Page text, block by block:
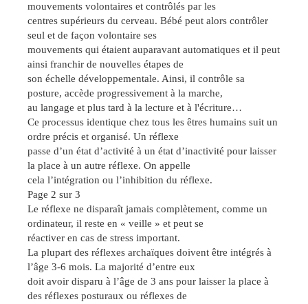
mouvements volontaires et contrôlés par les
centres supérieurs du cerveau. Bébé peut alors contrôler
seul et de façon volontaire ses
mouvements qui étaient auparavant automatiques et il peut
ainsi franchir de nouvelles étapes de
son échelle développementale. Ainsi, il contrôle sa
posture, accède progressivement à la marche,
au langage et plus tard à la lecture et à l'écriture…
Ce processus identique chez tous les êtres humains suit un
ordre précis et organisé. Un réflexe
passe d’un état d’activité à un état d’inactivité pour laisser
la place à un autre réflexe. On appelle
cela l’intégration ou l’inhibition du réflexe.
Page 2 sur 3
Le réflexe ne disparaît jamais complètement, comme un
ordinateur, il reste en « veille » et peut se
réactiver en cas de stress important.
La plupart des réflexes archaïques doivent être intégrés à
l’âge 3-6 mois. La majorité d’entre eux
doit avoir disparu à l’âge de 3 ans pour laisser la place à
des réflexes posturaux ou réflexes de